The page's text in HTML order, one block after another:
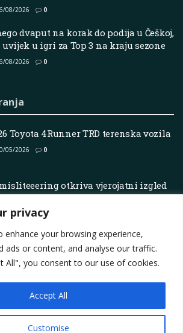
privacy
enhance your browsing experience,
ads or content, and analyse our traffic.
All", you consent to our use of cookies.
Customise
Accept All
08/2026 0
dvaput na korak do podija u Češkoj,
uvijek u igri za Top 3 na kraju sezone
08/2026 0
Toyota 4Runner TRD terenska vozila
05/2026 0
otkriva vjerojatni izgled
za nove atrakcije utrke s temom
u Magic Kingdomu
Contact
Marketing i oglašavanje